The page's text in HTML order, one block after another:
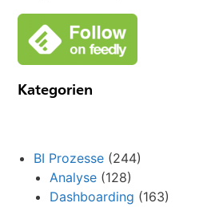
Kategorien
BI Prozesse (244)
Analyse (128)
Dashboarding (163)